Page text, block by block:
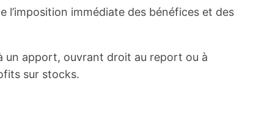
l’imposition immédiate des bénéfices et des
un apport, ouvrant droit au report ou à
sur stocks.